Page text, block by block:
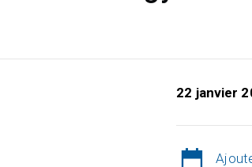
22 janvier